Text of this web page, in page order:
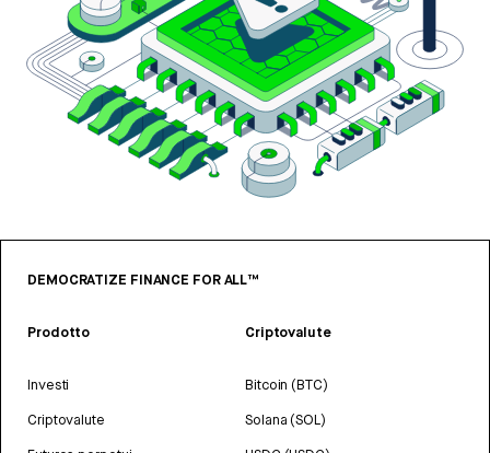
DEMOCRATIZE FINANCE FOR ALL™
Prodotto
Investi
Criptovalute
Criptovalute
Bitcoin (BTC)
Solana (SOL)